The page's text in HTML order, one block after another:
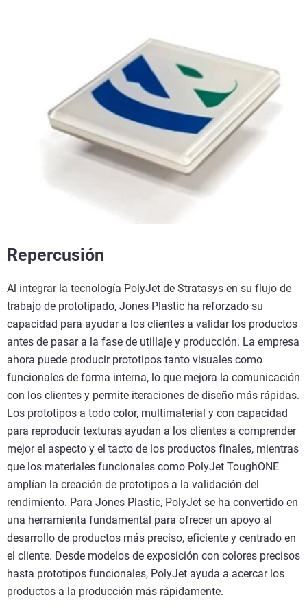
Repercusión
Al integrar la tecnología PolyJet de Stratasys en su flujo de
trabajo de prototipado, Jones Plastic ha reforzado su
capacidad para ayudar a los clientes a validar los productos
antes de pasar a la fase de utillaje y producción. La empresa
ahora puede producir prototipos tanto visuales como
funcionales de forma interna, lo que mejora la comunicación
con los clientes y permite iteraciones de diseño más rápidas.
Los prototipos a todo color, multimaterial y con capacidad
para reproducir texturas ayudan a los clientes a comprender
mejor el aspecto y el tacto de los productos finales, mientras
que los materiales funcionales como PolyJet ToughONE
amplían la creación de prototipos a la validación del
rendimiento. Para Jones Plastic, PolyJet se ha convertido en
una herramienta fundamental para ofrecer un apoyo al
desarrollo de productos más preciso, eficiente y centrado en
el cliente. Desde modelos de exposición con colores precisos
hasta prototipos funcionales, PolyJet ayuda a acercar los
productos a la producción más rápidamente.